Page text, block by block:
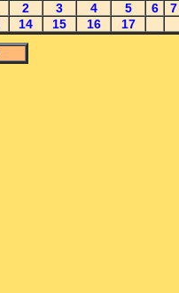
2 3 4 5 6
7
14 15 16 17